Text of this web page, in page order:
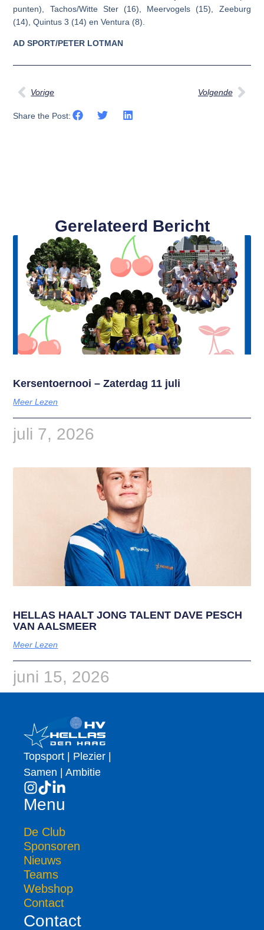
punten), Tachos/Witte Ster (16), Meervogels (15), Zeeburg
(14), Quintus 3 (14) en Ventura (8).
AD SPORT/PETER LOTMAN
Vorige Volgende
Share the Post:
Gerelateerd Bericht
Kersentoernooi – Zaterdag 11 juli
Meer Lezen
juli 7, 2026
HELLAS HAALT JONG TALENT DAVE PESCH
VAN AALSMEER
Meer Lezen
juni 15, 2026
Topsport | Plezier |
Samen | Ambitie
Menu
De Club
Sponsoren
Nieuws
Teams
Webshop
Contact
Contact